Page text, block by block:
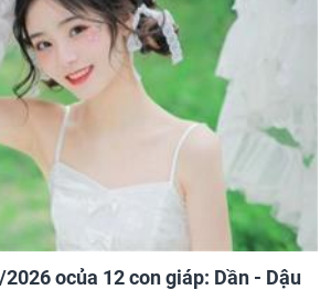
ocủa 12 con giáp: Dần - Dậu